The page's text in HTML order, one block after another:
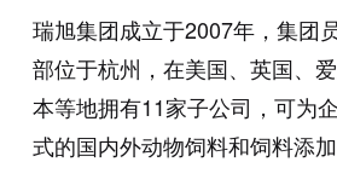
瑞旭集团成立于2007年，集团
部位于杭州，在美国、英国、
本等地拥有11家子公司，可为
式的国内外动物饲料和饲料添加